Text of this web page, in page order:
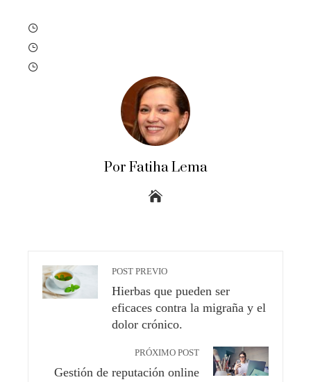
Por Fatiha Lema
POST PREVIO
Hierbas que pueden ser
eficaces contra la migraña y el
dolor crónico.
PRÓXIMO POST
Gestión de reputación online